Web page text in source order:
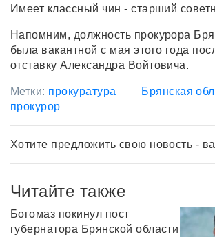
Имеет классный чин - старший
Напомним, должность прокурора
была вакантной с мая этого года
отставку Александра Войтовича.
Метки: прокуратура
Брянская
прокурор
Хотите предложить свою новость -
Читайте также
Богомаз покинул пост
губернатора Брянской области